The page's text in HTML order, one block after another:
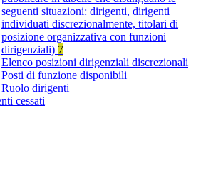
seguenti situazioni: dirigenti, dirigenti
individuati discrezionalmente, titolari di
posizione organizzativa con funzioni
dirigenziali) 7
Elenco posizioni dirigenziali discrezionali
Posti di funzione disponibili
Ruolo dirigenti
cessati